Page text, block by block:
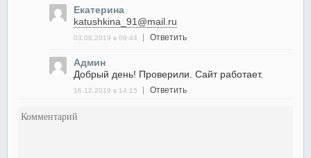
Екатерина
katushkina_91@mail.ru
03.08.2019 в 09:44 Ответить
Админ
Добрый день! Проверили. Сайт работает.
16.12.2019 в 14:15 Ответить